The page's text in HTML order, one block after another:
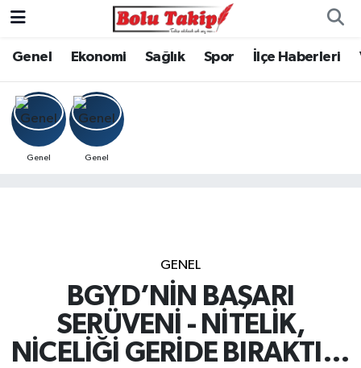
Genel Ekonomi Sağlık Spor İlçe Haberleri
Genel Genel
GENEL
BGYD’NİN BAŞARI
SERÜVENİ - NİTELİK,
NİCELİĞİ GERİDE BIRAKTI…